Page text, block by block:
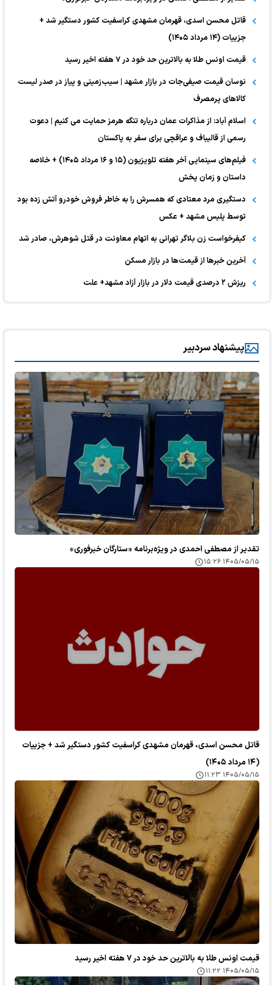
قاتل محسن اسدی، قهرمان مشهدی کراسفیت کشور دستگیر شد +
جزییات (۱۴ مرداد ۱۴۰۵)
قیمت اونس طلا به بالاترین حد خود در ۷ هفته اخیر رسید
نوسان قیمت صیفی‌جات در بازار مشهد | سیب‌زمینی و پیاز در صدر لیست
کالا‌های پرمصرف
اسلام آباد: از مذاکرات عمان درباره تنگه هرمز حمایت می کنیم | دعوت
رسمی از قالیباف و عراقچی برای سفر به پاکستان
فیلم‌های سینمایی آخر هفته تلویزیون (۱۵ و ۱۶ مرداد ۱۴۰۵) + خلاصه
داستان و زمان پخش
دستگیری مرد معتادی که همسرش را به خاطر فروش خودرو آتش زده بود
توسط پلیس مشهد + عکس
کیفرخواست زن بلاگر تهرانی به اتهام معاونت در قتل شوهرش، صادر شد
آخرین خبر‌ها از قیمت‌ها در بازار مسکن
ریزش ۲ درصدی قیمت دلار در بازار آزاد مشهد+ علت
پیشنهاد سردبیر
تقدیر از مصطفی احمدی در ویژه‌برنامه «ستارگان خبرفوری»
۱۴۰۵/۰۵/۱۵ ۱۵:۲۶
قاتل محسن اسدی، قهرمان مشهدی کراسفیت کشور دستگیر شد + جزییات
(۱۴ مرداد ۱۴۰۵)
۱۴۰۵/۰۵/۱۵ ۱۱:۲۳
قیمت اونس طلا به بالاترین حد خود در ۷ هفته اخیر رسید
۱۴۰۵/۰۵/۱۵ ۱۱:۲۲